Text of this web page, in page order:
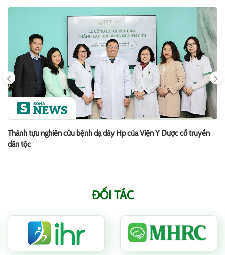
Thành tựu nghiên cứu bệnh dạ dày Hp của Viện Y Dược cổ truyền
dân tộc
ĐỐI TÁC